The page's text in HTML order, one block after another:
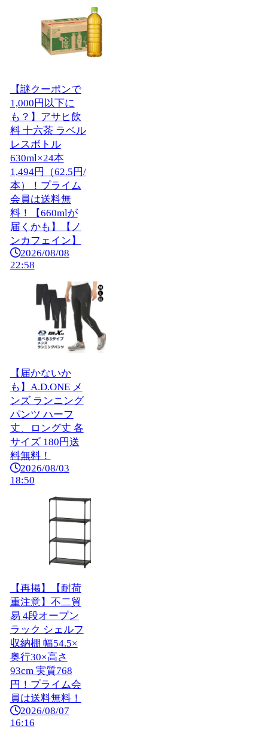
【謎クーポンで
1,000円以下に
も？】アサヒ飲
料 十六茶 ラベル
レスボトル
630ml×24本
1,494円（62.5円/
本）！プライム
会員は送料無
料！【660mlが
届くかも】【ノ
ンカフェイン】
2026/08/08
22:58
【届かないか
も】A.D.ONE メ
ンズ ランニング
パンツ ハーフ
丈、ロング丈 各
サイズ 180円送
料無料！
2026/08/03
18:50
【再掲】【耐荷
重注意】不二貿
易 4段オープン
ラック シェルフ
収納棚 幅54.5×
奥行30×高さ
93cm 実質768
円！プライム会
員は送料無料！
2026/08/07
16:16